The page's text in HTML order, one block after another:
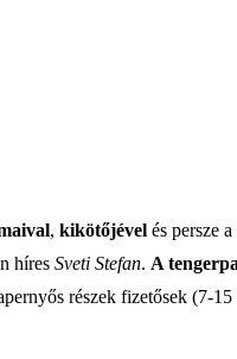
, kikötőjével és persze a
híres Sveti Stefan. A
részek fizetősek (7-